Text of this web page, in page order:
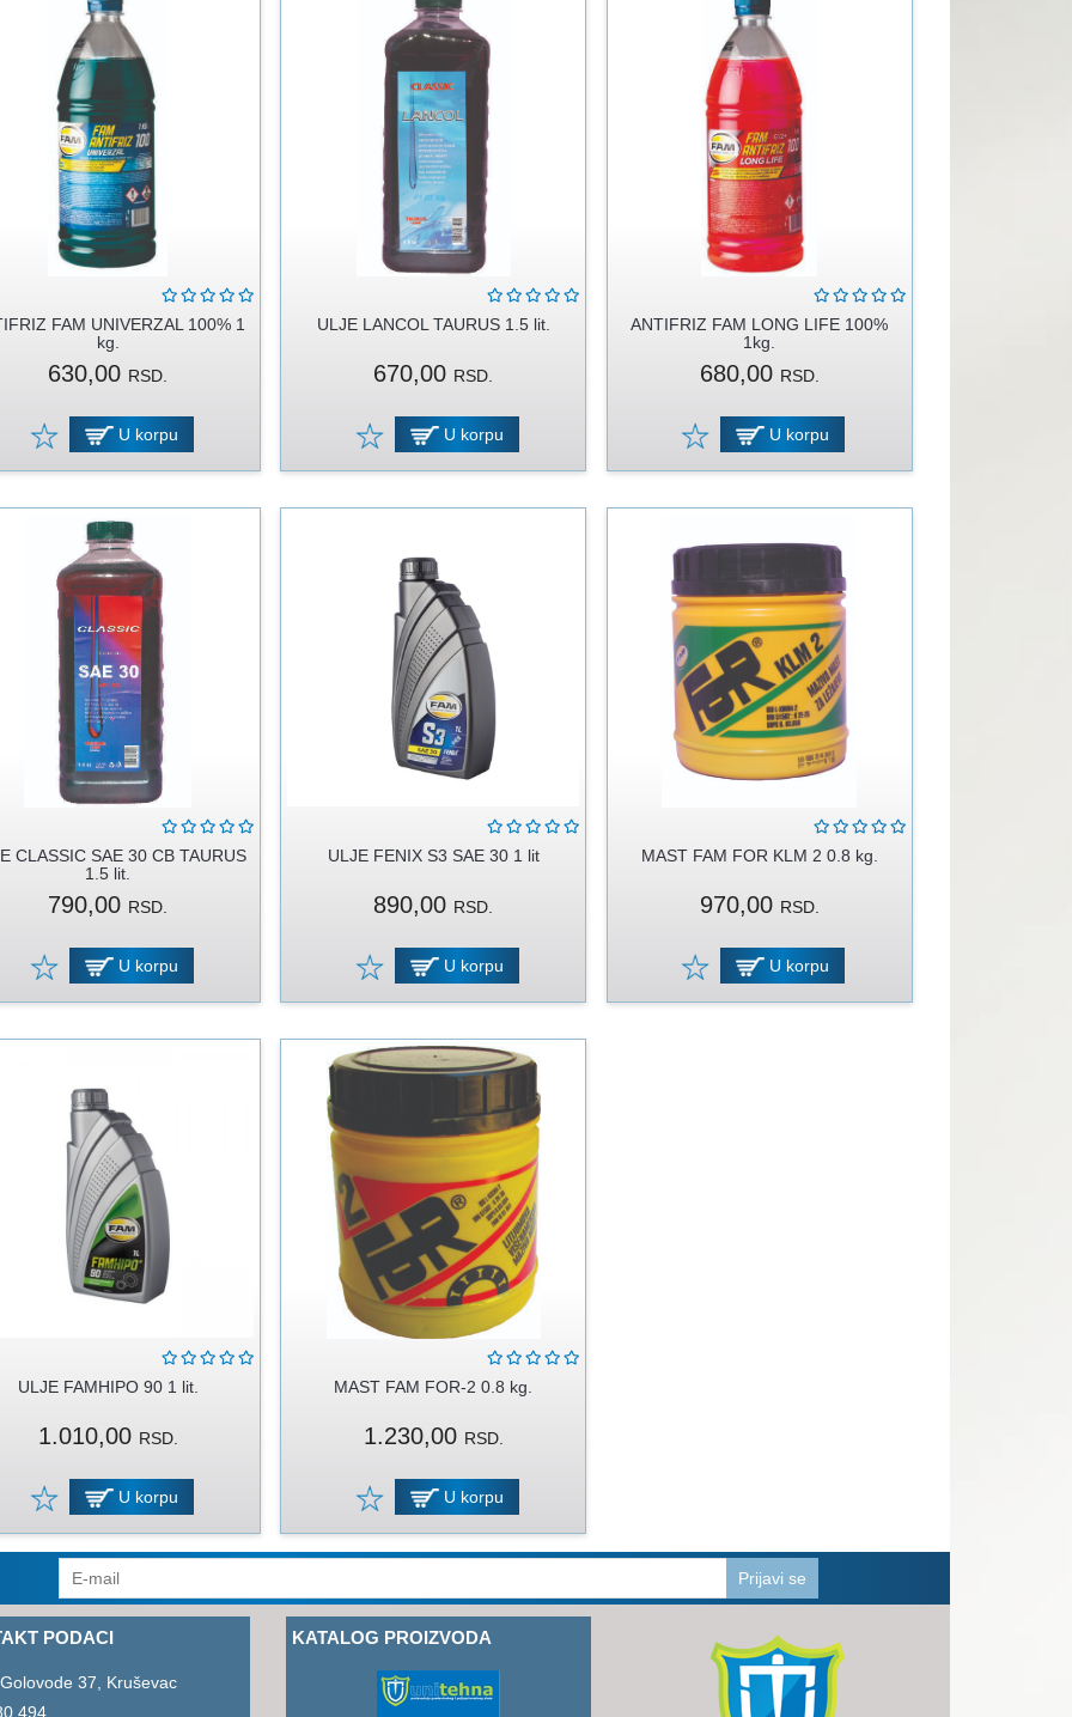
FAM UNIVERZAL 100% 1
kg.
630,00 RSD.
U korpu
ULJE LANCOL TAURUS 1.5 lit.
670,00 RSD.
U korpu
ANTIFRIZ FAM LONG LIFE 100%
1kg.
680,00 RSD.
U korpu
CLASSIC SAE 30 CB TAURUS
1.5 lit.
790,00 RSD.
U korpu
ULJE FENIX S3 SAE 30 1 lit
890,00 RSD.
U korpu
MAST FAM FOR KLM 2 0.8 kg.
970,00 RSD.
U korpu
ULJE FAMHIPO 90 1 lit.
1.010,00 RSD.
U korpu
MAST FAM FOR-2 0.8 kg.
1.230,00 RSD.
U korpu
Prijavi se
PODACI
37, Kruševac
494
KATALOG PROIZVODA